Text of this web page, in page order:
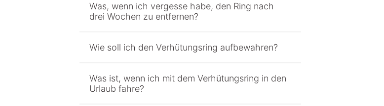
Was, wenn ich vergesse habe, den Ring nach
drei Wochen zu entfernen?
Wie soll ich den Verhütungsring aufbewahren?
Was ist, wenn ich mit dem Verhütungsring in den
Urlaub fahre?